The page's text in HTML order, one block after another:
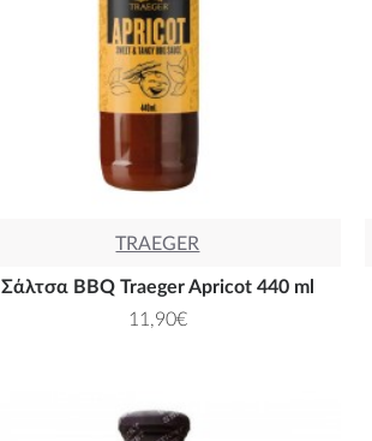
TRAEGER
Σάλτσα BBQ Traeger Apricot 440 ml
11,90€